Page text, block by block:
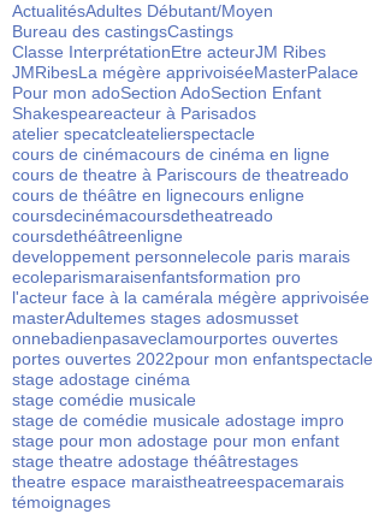
ActualitésAdultes Débutant/Moyen
Bureau des castingsCastings
Classe InterprétationEtre acteurJM Ribes
JMRibesLa mégère apprivoiséeMasterPalace
Pour mon adoSection AdoSection Enfant
Shakespeareacteur à Parisados
atelier specatcleatelierspectacle
cours de cinémacours de cinéma en ligne
cours de theatre à Pariscours de theatreado
cours de théâtre en lignecours enligne
coursdecinémacoursdetheatreado
coursdethéâtreenligne
developpement personnelecole paris marais
ecoleparismaraisenfantsformation pro
l'acteur face à la camérala mégère apprivoisée
masterAdultemes stages adosmusset
onnebadienpasaveclamourportes ouvertes
portes ouvertes 2022pour mon enfantspectacle
stage adostage cinéma
stage comédie musicale
stage de comédie musicale adostage impro
stage pour mon adostage pour mon enfant
stage theatre adostage théâtrestages
theatre espace maraistheatreespacemarais
témoignages